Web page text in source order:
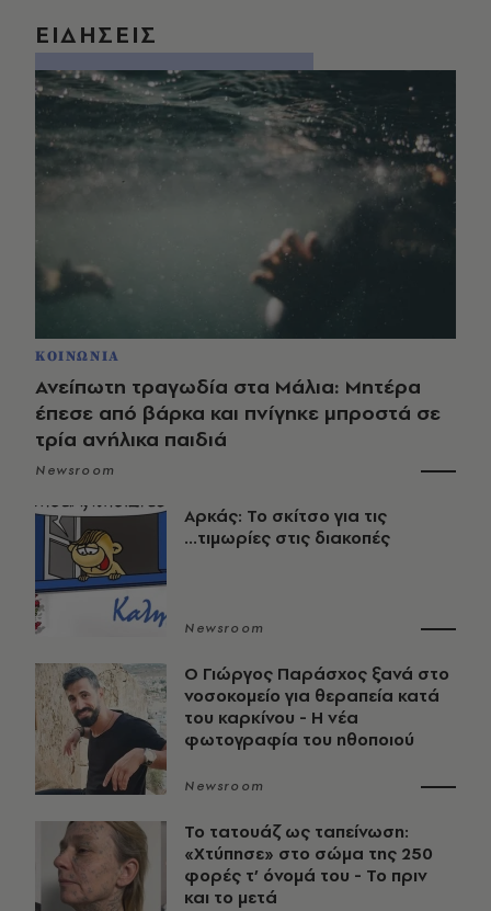
ΕΙΔΗΣΕΙΣ
ΚΟΙΝΩΝΙΑ
Ανείπωτη τραγωδία στα Μάλια: Μητέρα
έπεσε από βάρκα και πνίγηκε μπροστά σε
τρία ανήλικα παιδιά
Newsroom
Αρκάς: Το σκίτσο για τις
...τιμωρίες στις διακοπές
Newsroom
O Γιώργος Παράσχος ξανά στο
νοσοκομείο για θεραπεία κατά
του καρκίνου - Η νέα
φωτογραφία του ηθοποιού
Newsroom
Το τατουάζ ως ταπείνωση:
«Χτύπησε» στο σώμα της 250
φορές τ’ όνομά του - Το πριν
και το μετά